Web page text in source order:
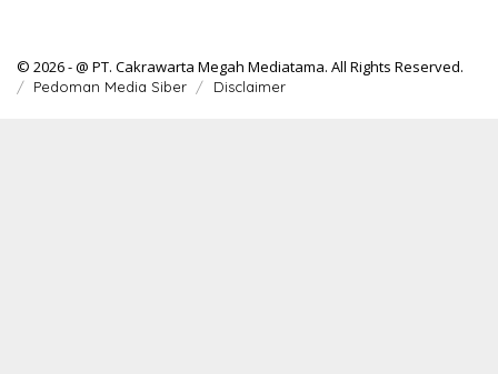
© 2026 - @ PT. Cakrawarta Megah Mediatama. All Rights Reserved.
Pedoman Media Siber Disclaimer